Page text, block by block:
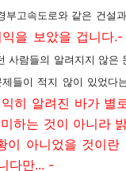
부고속도로와 같은 건설
을 보았을 겁니다.-
사람들의 알려지지 않은
들이 적지 않이 있었다
히 알려진 바가 별
하는 것이 아니라
이 아니었을 것이
다만... -